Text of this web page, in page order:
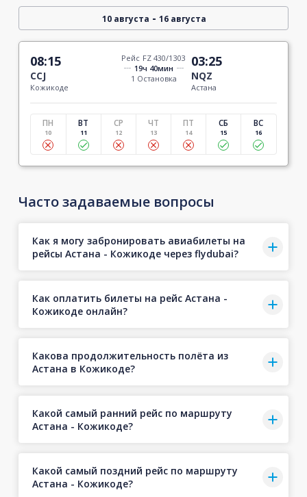
10 августа - 16 августа
08:15
CCJ
Кожикоде
Рейс FZ 430/1303
19ч 40мин
1 Остановка
03:25
NQZ
Астана
ПН
10
ВТ
11
СР
12
ЧТ
13
ПТ
14
СБ
15
ВС
16
Часто задаваемые вопросы
Как я могу забронировать авиабилеты на
рейсы Астана - Кожикоде через flydubai?
Как оплатить билеты на рейс Астана -
Кожикоде онлайн?
Какова продолжительность полёта из
Астана в Кожикоде?
Какой самый ранний рейс по маршруту
Астана - Кожикоде?
Какой самый поздний рейс по маршруту
Астана - Кожикоде?